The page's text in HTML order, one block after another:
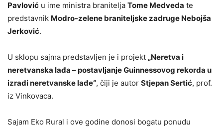
Pavlović u ime ministra branitelja Tome Medveda te
predstavnik Modro-zelene braniteljske zadruge Nebojša
Jerković.
U sklopu sajma predstavljen je i projekt „Neretva i
neretvanska lađa – postavljanje Guinnessovog rekorda u
izradi neretvanske lađe“, čiji je autor Stjepan Sertić, prof.
iz Vinkovaca.
Sajam Eko Rural i ove godine donosi bogatu ponudu